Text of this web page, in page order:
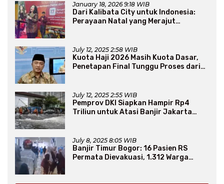
January 18, 2026 9:18 WIB
Dari Kalibata City untuk Indonesia:
Perayaan Natal yang Merajut
July 12, 2025 2:58 WIB
Kuota Haji 2026 Masih Kuota Dasar,
Penetapan Final Tunggu Proses dari
July 12, 2025 2:55 WIB
Pemprov DKI Siapkan Hampir Rp4
Triliun untuk Atasi Banjir Jakarta
July 8, 2025 8:05 WIB
Banjir Timur Bogor: 16 Pasien RS
Permata Dievakuasi, 1.312 Warga